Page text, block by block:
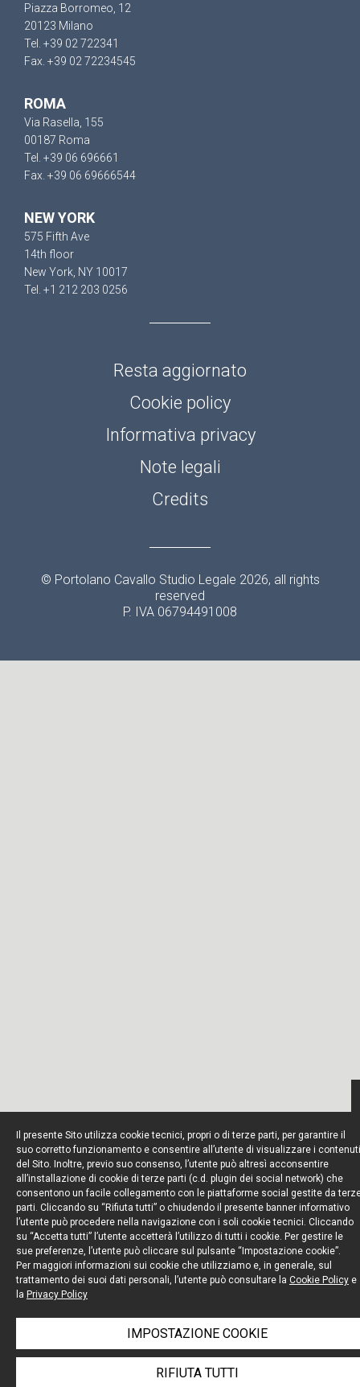
Piazza Borromeo, 12
20123 Milano
Tel. +39 02 722341
Fax. +39 02 72234545
ROMA
Via Rasella, 155
00187 Roma
Tel. +39 06 696661
Fax. +39 06 69666544
NEW YORK
575 Fifth Ave
14th floor
New York, NY 10017
Tel. +1 212 203 0256
Resta aggiornato
Cookie policy
Informativa privacy
Note legali
Credits
© Portolano Cavallo Studio Legale 2026, all rights
reserved
P. IVA 06794491008
Il presente Sito utilizza cookie tecnici, propri o di terze parti, per garantire il
suo corretto funzionamento e consentire all’utente di visualizzare i contenuti
del Sito. Inoltre, previo suo consenso, l’utente può altresì acconsentire
all’installazione di cookie di terze parti (c.d. plugin dei social network) che
consentono un facile collegamento con le piattaforme social gestite da
parti. Cliccando su “Rifiuta tutti” o chiudendo il presente banner informativo
l’utente può procedere nella navigazione con i soli cookie tecnici. Cliccando
su “Accetta tutti” l’utente accetterà l’utilizzo di tutti i cookie. Per gestire le
sue preferenze, l’utente può cliccare sul pulsante “Impostazione cookie”.
Per maggiori informazioni sui cookie che utilizziamo e, in generale, sul
trattamento dei suoi dati personali, l’utente può consultare la Cookie Policy e
la Privacy Policy
IMPOSTAZIONE COOKIE
RIFIUTA TUTTI